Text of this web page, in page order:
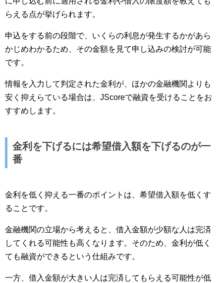
らえる点が挙げられます。
申込をする前の段階で、いくらの利息が発生するかがあら
かじめわかるため、その金額を見て申し込みの検討が可能
です。
情報を入力して判定された金利が、ほかの金融機関よりも
安く抑えらている場合は、JScoreで融資を受けることをお
すすめします。
金利を下げるには希望借入額を下げるのが一
番
金利を低く抑える一番のポイントは、希望借入額を低くす
ることです。
金融機関の立場から考えると、借入金額が少額な人は完済
してくれる可能性も高くなります。そのため、金利が低く
ても融資ができるという仕組みです。
一方、借入金額が大きい人は完済してもらえる可能性が低